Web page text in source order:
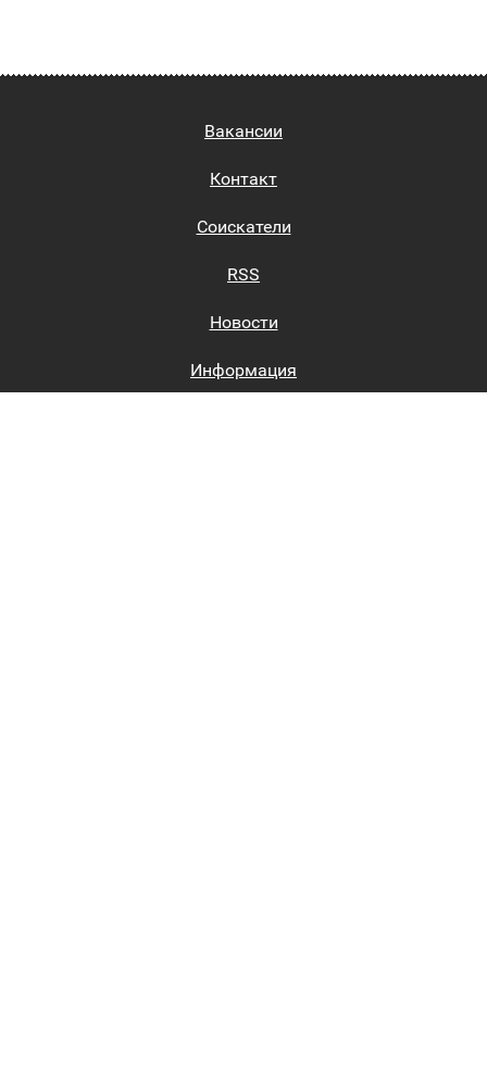
Вакансии
Контакт
Соискатели
RSS
Новости
Информация